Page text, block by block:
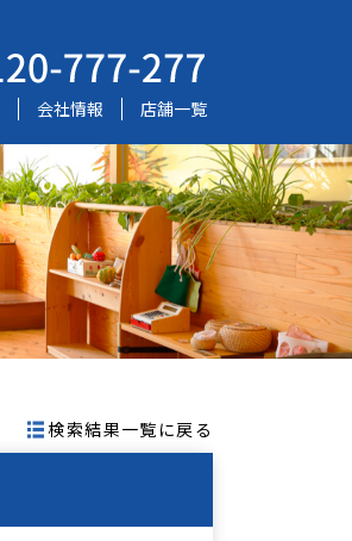
会社情報 店舗一覧
検索結果一覧に戻る